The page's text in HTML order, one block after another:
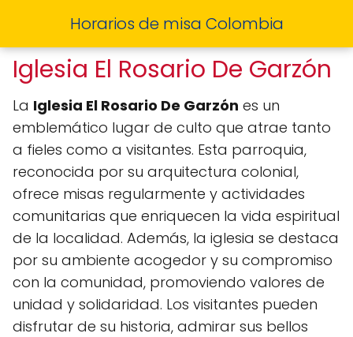
Horarios de misa Colombia
Iglesia El Rosario De Garzón
La Iglesia El Rosario De Garzón es un
emblemático lugar de culto que atrae tanto
a fieles como a visitantes. Esta parroquia,
reconocida por su arquitectura colonial,
ofrece misas regularmente y actividades
comunitarias que enriquecen la vida espiritual
de la localidad. Además, la iglesia se destaca
por su ambiente acogedor y su compromiso
con la comunidad, promoviendo valores de
unidad y solidaridad. Los visitantes pueden
disfrutar de su historia, admirar sus bellos